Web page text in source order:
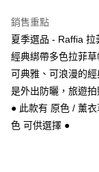
每筆NT$60，滿
付款後全家取貨
每筆NT$60，滿
7-11取貨付款
銷售重點
夏季選品 - Raffia 拉
經典綁帶多色拉菲
可典雅、可浪漫的
是外出防曬，旅遊
● 此款有 原色 / 薰
色 可供選擇 ●